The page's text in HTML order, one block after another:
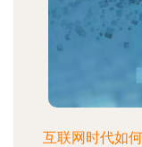
互联网时代如